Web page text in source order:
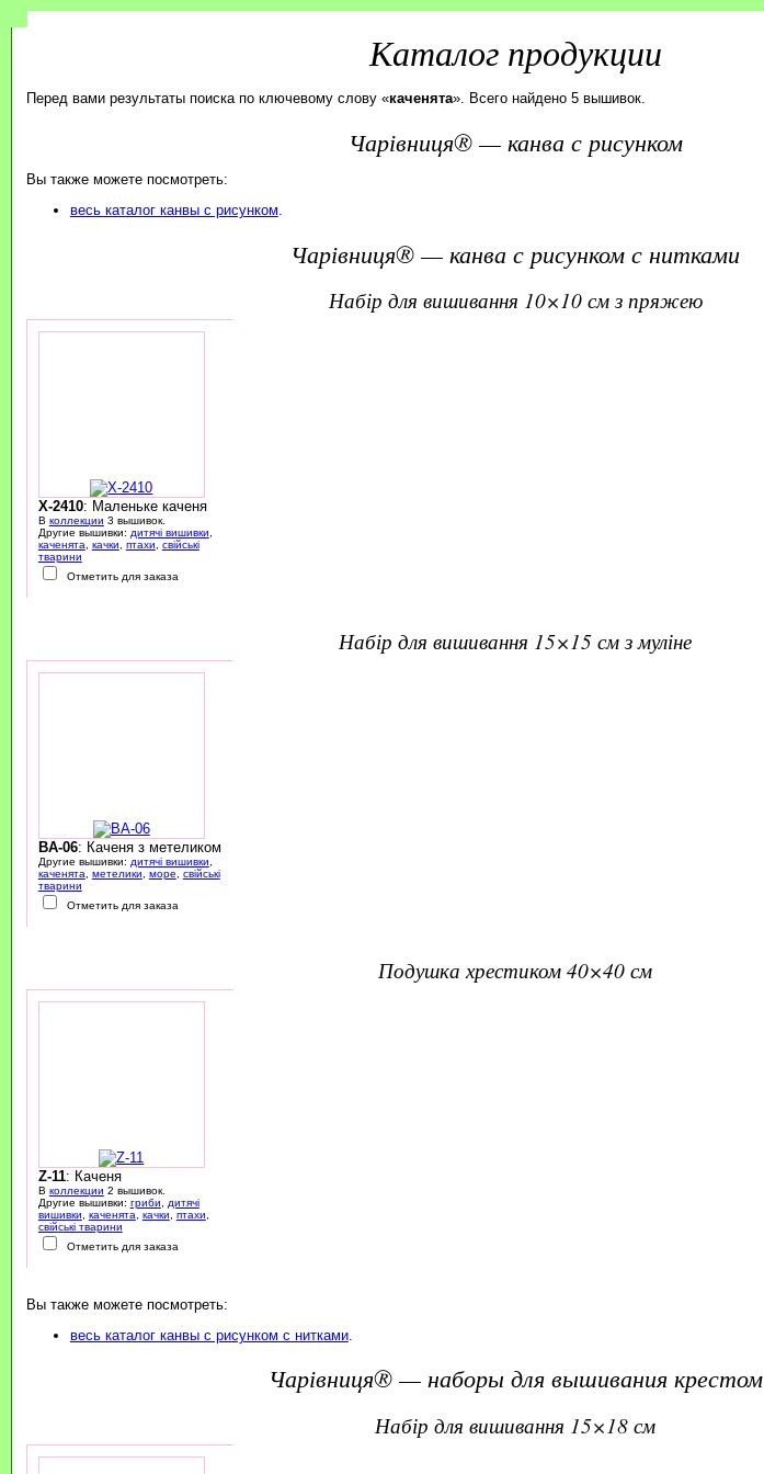
Каталог продукции
Перед вами результаты поиска по ключевому слову «каченята». Всего найдено 5 вышивок.
Чарівниця® — канва с рисунком
Вы также можете посмотреть:
весь каталог канвы с рисунком.
Чарівниця® — канва с рисунком с нитками
набір для вишивання 10×10 см з пряжею
X-2410: Маленьке каченя
В коллекции 3 вышивок.
Другие вышивки: дитячі вишивки
каченята
качки птахи
свійські
тварини
Отметить для заказа
набір для вишивання 15×15 см з муліне
BA-06: Каченя з метеликом
Другие вышивки: дитячі вишивки
каченята
метелики море
свійські
тварини
Отметить для заказа
подушка хрестиком 40×40 см
Z-11: Каченя
В коллекции 2 вышивок.
Другие вышивки: гриби
дитячі
вишивки
каченята качки птахи
свійські тварини
Отметить для заказа
Вы также можете посмотреть:
весь каталог канвы с рисунком с нитками.
Чарівниця® — наборы для вышивания крестом
набір для вишивання 15×18 см